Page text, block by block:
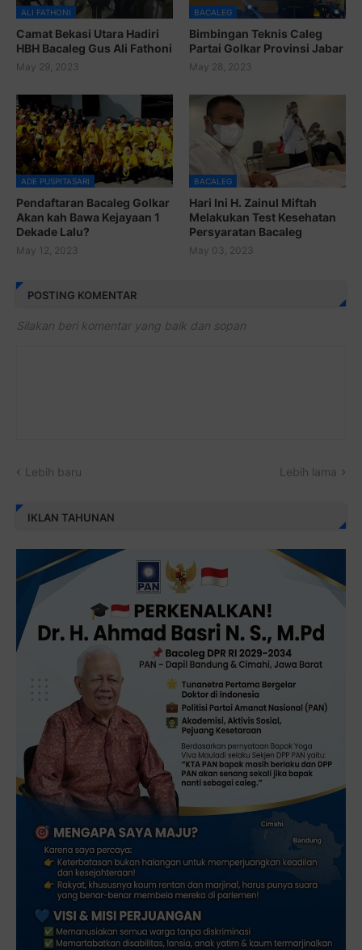
ALI FATHONI
Camat Bekasi Utara Hadiri
HBH Bacaleg Gus Ali Fathoni
May 29, 2023
BACALEG
Bimbingan Teknis Caleg
Partai Golkar Provinsi Jabar
May 28, 2023
ADE PUSPITASARI
Pendaftaran Bacaleg Golkar
Akan kah Bawa Kejayaan 1
Dekade Lalu?
May 12, 2023
BACALEG
Hari Ini H. Zainul Miftah
Melakukan Test Kesehatan
Persyaratan Bacaleg
May 03, 2023
POSTING KOMENTAR
Silakan beri komentar yang baik dan sopan
Lebih baru Lebih lama
IKLAN TAHUNAN